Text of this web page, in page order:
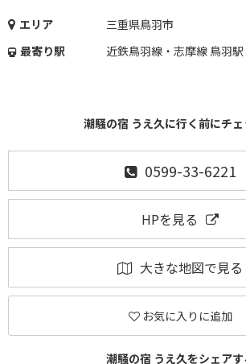
エリア
三重県鳥羽市
最寄り駅
近鉄鳥羽線・志摩線 鳥羽
潮騒の宿 うえ久に行く前にチェ
0599-33-6221
HPを見る
大きな地図で見る
お気に入りに追加
潮騒の宿 うえ久をシェアす